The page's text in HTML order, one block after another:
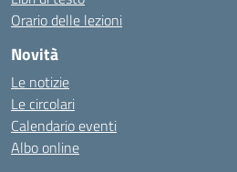
Orario delle lezioni
Novità
Le notizie
Le circolari
Calendario eventi
Albo online